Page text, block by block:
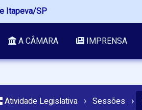
Itapeva/SP
A CÂMARA IMPRENSA
Atividade Legislativa › Sessões ›